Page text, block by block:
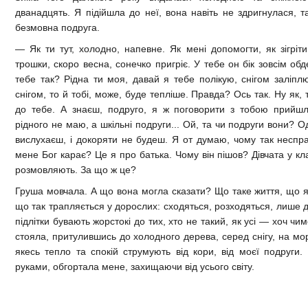
дванадцять. Я підійшла до неї, вона навіть не здригнулася,
безмовна подруга.
— Як ти тут, холодно, напевне. Як мені допомогти, як
трошки, скоро весна, сонечко пригріє. У тебе он бік зовсім
тебе так? Рідна ти моя, давай я тебе полікую, снігом
снігом, то й тобі, може, буде тепліше. Правда? Ось так. Ну як,
до тебе. А знаєш, подруго, я ж поговорити з тобою
рідного не маю, а шкільні подруги... Ой, та чи подруги вони?
вислухаєш, і докоряти не будеш. Я от думаю, чому так
мене Бог карає? Це я про батька. Чому він пішов? Дівчата у
розмовляють. За що ж це?
Груша мовчала. А що вона могла сказати? Що таке життя, що
що так трапляється у дорослих: сходяться, розходяться, лише
підлітки бувають жорстокі до тих, хто не такий, як усі — хоч
стояла, притулившись до холодного дерева, серед снігу, на
якесь тепло та спокій струмують від кори, від моєї
руками, обгортала мене, захищаючи від усього світу.